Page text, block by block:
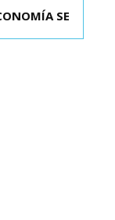
ELECTO DE
SE